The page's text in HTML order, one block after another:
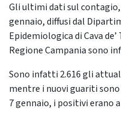
Gli ultimi dati sul
gennaio, diffusi dal
Epidemiologica di Cava
Regione Campania sono
Sono infatti 2.616 gli
mentre i nuovi guariti
7 gennaio, i positivi erano